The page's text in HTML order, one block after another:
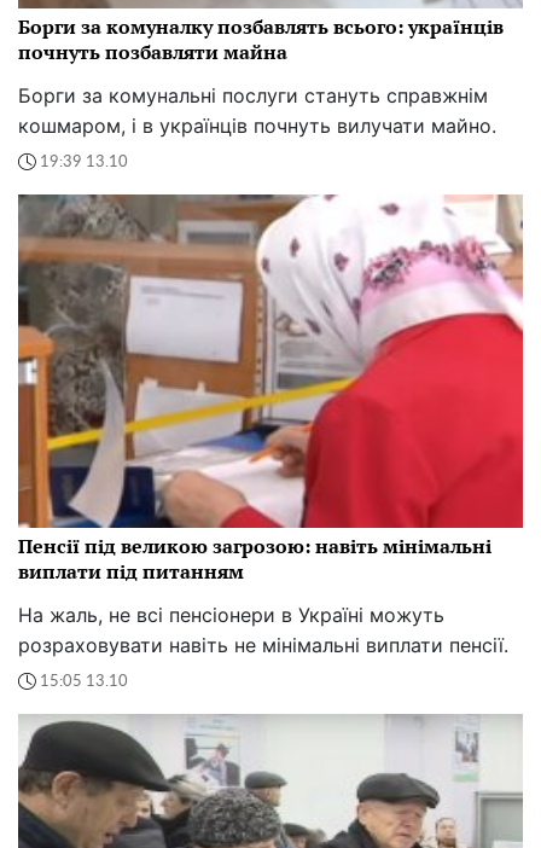
Борги за комуналку позбавлять всього: українців
почнуть позбавляти майна
Борги за комунальні послуги стануть справжнім
кошмаром, і в українців почнуть вилучати майно.
19:39 13.10
Пенсії під великою загрозою: навіть мінімальні
виплати під питанням
На жаль, не всі пенсіонери в Україні можуть
розраховувати навіть не мінімальні виплати пенсії.
15:05 13.10